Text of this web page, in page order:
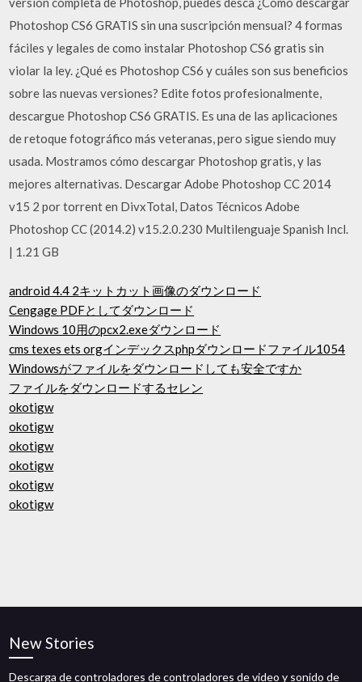
Photoshop CS6 GRATIS sin una suscripción mensual? 4 formas
fáciles y legales de como instalar Photoshop CS6 gratis sin
violar la ley. ¿Qué es Photoshop CS6 y cuáles son sus beneficios
sobre las nuevas versiones? Edite fotos profesionalmente,
descargue Photoshop CS6 GRATIS. Es una de las aplicaciones
de retoque fotográfico más veteranas, pero sigue siendo muy
usada. Mostramos cómo descargar Photoshop gratis, y las
mejores alternativas. Descargar Adobe Photoshop CC 2014
v15 2 por torrent en DivxTotal, Datos Técnicos Adobe
Photoshop CC (2014.2) v15.2.0.230 Multilenguaje Spanish Incl.
| 1.21 GB
android 4.4 2キットカット画像のダウンロード
Cengage PDFとしてダウンロード
Windows 10用のpcx2.exeダウンロード
cms texes ets orgインデックスphpダウンロードファイル1054
Windowsがファイルをダウンロードしても安全ですか
ファイルをダウンロードするセレン
okotigw
okotigw
okotigw
okotigw
okotigw
okotigw
New Stories
Descarga de controladores de controladores de video y sonido de